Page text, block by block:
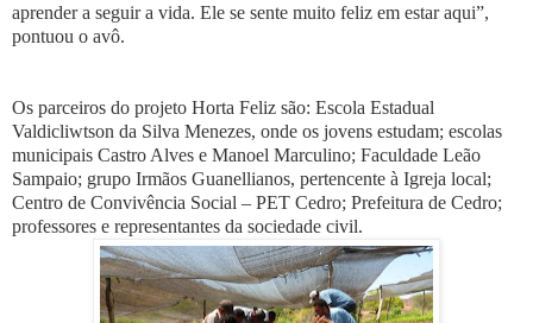
aprender a seguir a vida. Ele se sente muito feliz em estar aqui”,
pontuou o avô.
Os parceiros do projeto Horta Feliz são: Escola Estadual
Valdicliwtson da Silva Menezes, onde os jovens estudam; escolas
municipais Castro Alves e Manoel Marculino; Faculdade Leão
Sampaio; grupo Irmãos Guanellianos, pertencente à Igreja local;
Centro de Convivência Social – PET Cedro; Prefeitura de Cedro;
professores e representantes da sociedade civil.